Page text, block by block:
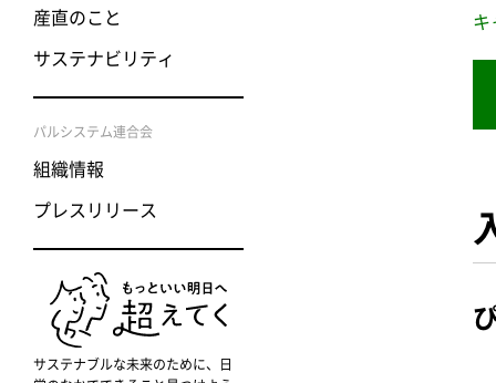
産直のこと
サステナビリティ
パルシステム連合会
組織情報
プレスリリース
サステナブルな未来のために、日
キ